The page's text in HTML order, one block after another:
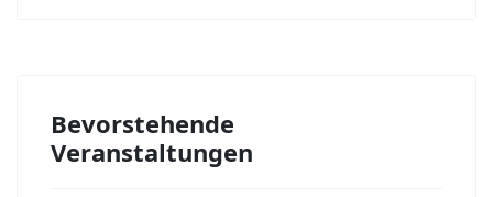
Bevorstehende
Veranstaltungen